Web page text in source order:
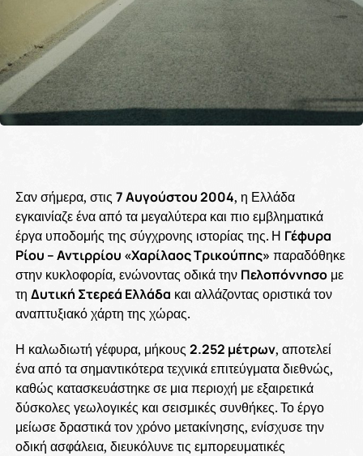
Σαν σήμερα, στις 7 Αυγούστου 2004, η Ελλάδα
εγκαινίαζε ένα από τα μεγαλύτερα και πιο εμβληματικά
έργα υποδομής της σύγχρονης ιστορίας της. Η Γέφυρα
Ρίου – Αντιρρίου «Χαρίλαος Τρικούπης» παραδόθηκε
στην κυκλοφορία, ενώνοντας οδικά την Πελοπόννησομε
τη Δυτική Στερεά Ελλάδα και αλλάζοντας οριστικά τον
αναπτυξιακό χάρτη της χώρας.
Η καλωδιωτή γέφυρα, μήκους 2.252 μέτρων, αποτελεί
ένα από τα σημαντικότερα τεχνικά επιτεύγματα διεθνώς,
καθώς κατασκευάστηκε σε μια περιοχή με εξαιρετικά
δύσκολες γεωλογικές και σεισμικές συνθήκες. Το έργο
μείωσε δραστικά τον χρόνο μετακίνησης, ενίσχυσε την
οδική ασφάλεια, διευκόλυνε τις εμπορευματικές